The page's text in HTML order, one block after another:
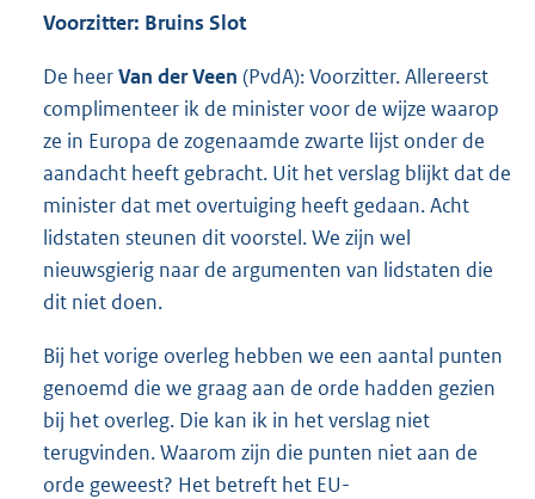
Voorzitter: Bruins Slot
De heerVan der Veen (PvdA): Voorzitter. Allereerst
complimenteer ik de minister voor de wijze waarop
ze in Europa de zogenaamde zwarte lijst onder de
aandacht heeft gebracht. Uit het verslag blijkt dat de
minister dat met overtuiging heeft gedaan. Acht
lidstaten steunen dit voorstel. We zijn wel
nieuwsgierig naar de argumenten van lidstaten die
dit niet doen.
Bij het vorige overleg hebben we een aantal punten
genoemd die we graag aan de orde hadden gezien
bij het overleg. Die kan ik in het verslag niet
terugvinden. Waarom zijn die punten niet aan de
orde geweest? Het betreft het EU-